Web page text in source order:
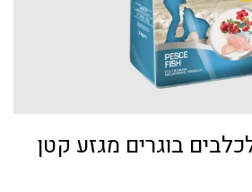
בוגרים מגזע קטן